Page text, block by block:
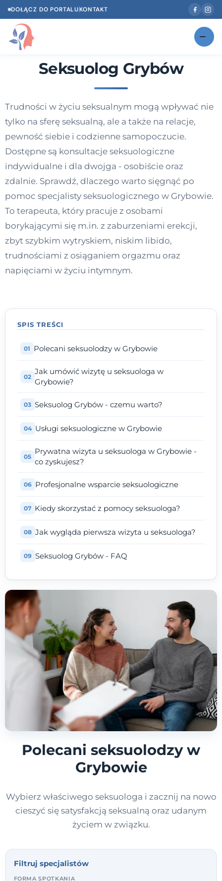
DOŁĄCZ DO PORTALUKONTAKT
Znajdź swojego specjalistęNOWOŚĆ
Według specjalizacji
Diagnozy psychologiczne
Testy psychologiczne
Dawka wiedzy
Dla specjalistów
Kontakt
Dołącz do portalu
Seksuolog Grybów
Trudności w życiu seksualnym mogą wpływać nie
tylko na sferę seksualną, ale a także na relacje,
pewność siebie i codzienne samopoczucie.
Dostępne są konsultacje seksuologiczne
indywidualne i dla dwojga - osobiście oraz
zdalnie. Sprawdź, dlaczego warto sięgnąć po
pomoc specjalisty seksuologicznego w Grybowie.
To terapeuta, który pracuje z osobami
borykającymi się m.in. z zaburzeniami erekcji,
zbyt szybkim wytryskiem, niskim libido,
trudnościami z osiąganiem orgazmu oraz
napięciami w życiu intymnym.
SPIS TREŚCI
Polecani seksuolodzy w Grybowie
Jak umówić wizytę u seksuologa w
Grybowie?
Seksuolog Grybów - czemu warto?
Usługi seksuologiczne w Grybowie
Prywatna wizyta u seksuologa w Grybowie -
co zyskujesz?
Profesjonalne wsparcie seksuologiczne
Kiedy skorzystać z pomocy seksuologa?
Jak wygląda pierwsza wizyta u seksuologa?
Seksuolog Grybów - FAQ
Polecani seksuolodzy w
Grybowie
Wybierz właściwego seksuologa i zacznij na nowo
cieszyć się satysfakcją seksualną oraz udanym
życiem w związku.
Filtruj specjalistów
FORMA SPOTKANIA